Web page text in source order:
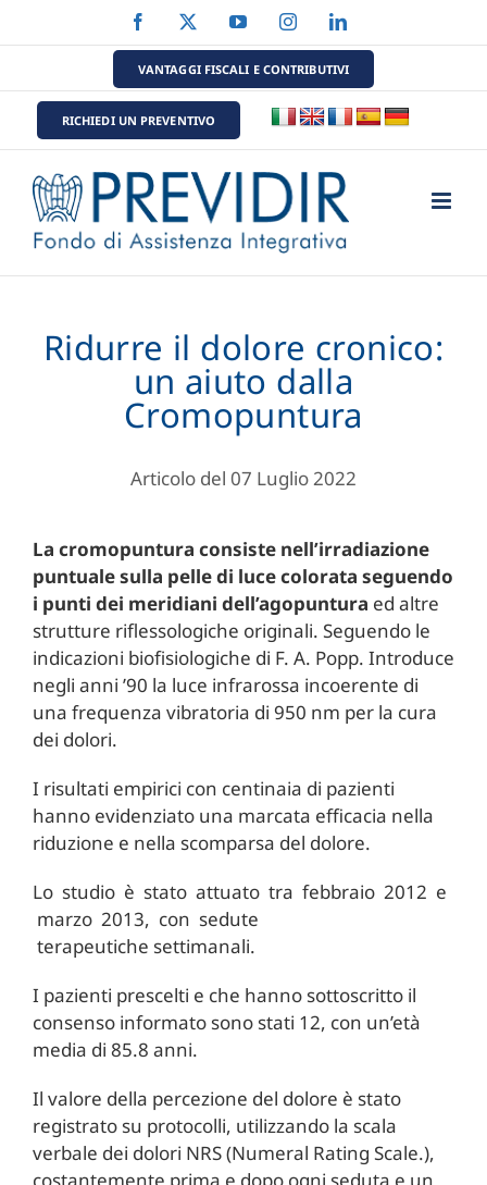
al
Facebook YouTubeInstagramLinkedIn
VANTAGGI FISCALI E CONTRIBUTIVI
RICHIEDI UN PREVENTIVO
Ridurre il dolore cronico:
un aiuto dalla
Cromopuntura
Articolo del 07 Luglio 2022
La cromopuntura consiste nell’irradiazione
puntuale sulla pelle di luce colorata seguendo
i punti dei meridiani dell’agopuntura ed altre
strutture riflessologiche originali. Seguendo le
indicazioni biofisiologiche di F. A. Popp. Introduce
negli anni ’90 la luce infrarossa incoerente di
una frequenza vibratoria di 950 nm per la cura
dei dolori.
I risultati empirici con centinaia di pazienti
hanno evidenziato una marcata efficacia nella
riduzione e nella scomparsa del dolore.
Lo studio è stato attuato tra febbraio 2012 e
marzo 2013, con sedute
terapeutiche settimanali.
I pazienti prescelti e che hanno sottoscritto il
consenso informato sono stati 12, con un’età
media di 85.8 anni.
Il valore della percezione del dolore è stato
registrato su protocolli, utilizzando la scala
verbale dei dolori NRS (Numeral Rating Scale.),